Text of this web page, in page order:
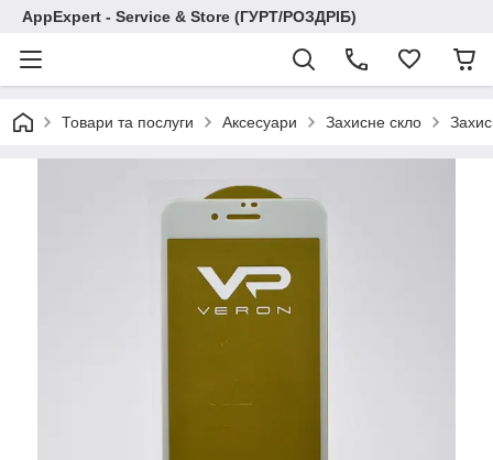
AppExpert - Service & Store (ГУРТ/РОЗДРІБ)
Товари та послуги Аксесуари Захисне скло